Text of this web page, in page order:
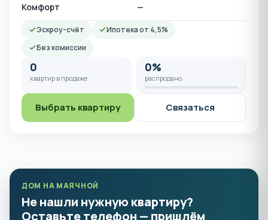
Комфорт —
Эскроу-счёт
Ипотека от 4,5%
Без комиссии
0
квартир в продаже
0%
распродано
Выбрать квартиру Связаться
ДОМ НА МАЯЧНОЙ
Не нашли нужную квартиру?
Оставьте телефон — пришлём